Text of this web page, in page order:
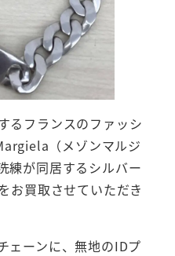
るフランスのファッシ
（メゾンマルジ
練が同居するシルバー
お買取させていただき
ェーンに、無地のIDプ